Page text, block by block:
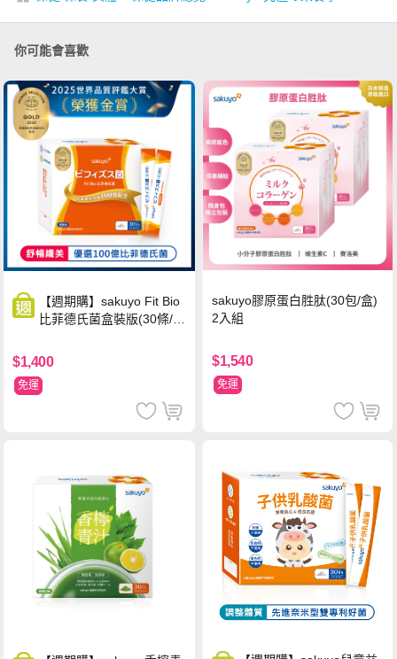
你可能會喜歡
【週期購】sakuyo Fit Bio
比菲德氏菌盒裝版(30條/
$1,400
免運
sakuyo膠原蛋白胜肽(30包/盒)
2入組
$1,540
免運